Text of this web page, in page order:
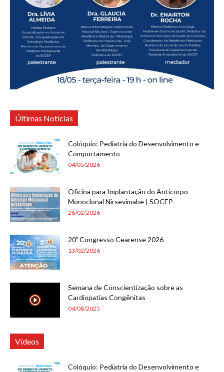
Últimas Notícias
Colóquio: Pediatria do Desenvolvimento e
Comportamento
04/05/2026
Oficina para Implantação do Anticorpo
Monoclonal Nirsevimabe | SOCEP
26/02/2026
20º Congresso Cearense 2026
13/02/2026
Semana de Conscientização sobre as
Cardiopatias Congênitas
04/08/2025
Vídeos
Colóquio: Pediatria do Desenvolvimento e